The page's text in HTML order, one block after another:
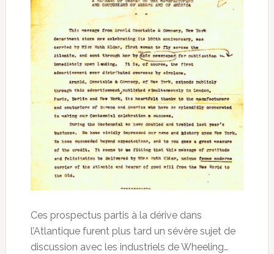
Ces prospectus partis à la dérive dans
l’Atlantique furent plus tard un sévère sujet de
discussion avec les industriels de Wheeling…